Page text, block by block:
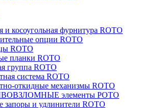
и косоугольная фурнитура ROTO
опции ROTO
ROTO
планки ROTO
группа ROTO
система ROTO
откидные механизмы ROTO
элементы РОТО
запоры и удлинители ROTO